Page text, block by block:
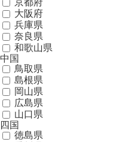
京都府
大阪府
兵庫県
奈良県
和歌山県
中国
鳥取県
島根県
岡山県
広島県
山口県
四国
徳島県